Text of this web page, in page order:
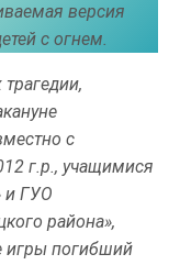
версия
с огнем.
с
г.р., учащимися
и ГУО
района»,
игры погибший